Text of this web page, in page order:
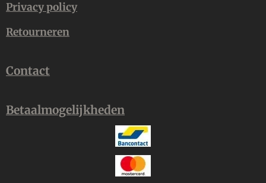
Privacy policy
Retourneren
Contact
Betaalmogelijkheden